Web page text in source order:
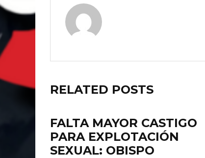
RELATED POSTS
FALTA MAYOR CASTIGO
PARA EXPLOTACIÓN
SEXUAL: OBISPO